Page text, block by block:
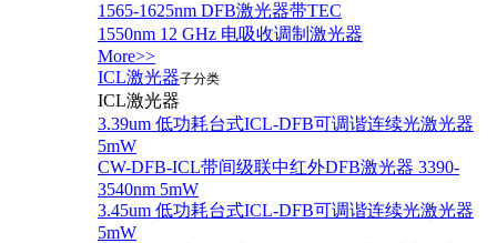
1565-1625nm DFB激光器带TEC
1550nm 12 GHz 电吸收调制激光器
More>>
ICL激光器子分类
ICL激光器
3.39um 低功耗台式ICL-DFB可调谐连续光激光器
5mW
CW-DFB-ICL带间级联中红外DFB激光器 3390-
3540nm 5mW
3.45um 低功耗台式ICL-DFB可调谐连续光激光器
5mW